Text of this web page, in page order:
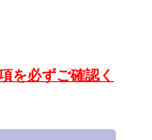
を必ずご確認く